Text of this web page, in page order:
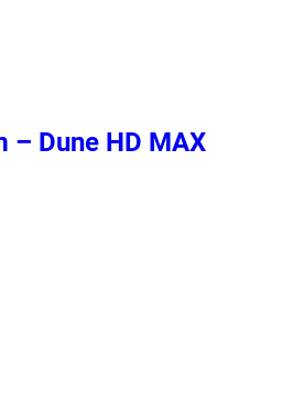
Dune HD MAX